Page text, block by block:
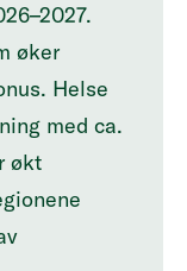
øker
Helse
med ca.
økt